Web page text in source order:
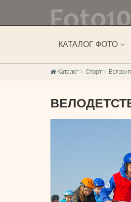
КАТАЛОГ ФОТО
Каталог Спорт